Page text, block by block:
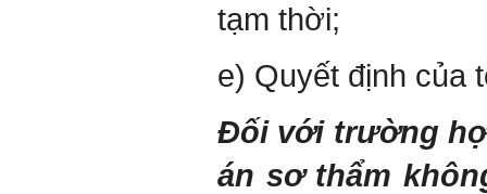
tạm thời;
e) Quyết định của
Đối với trường
án sơ thẩm